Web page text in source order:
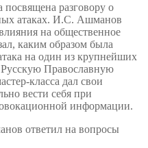
посвящена разговору о
атаках. И.С. Ашманов
на общественное
каким образом была
на один из крупнейших
Русскую Православную
класса дал свои
вести себя при
информации.
ответил на вопросы